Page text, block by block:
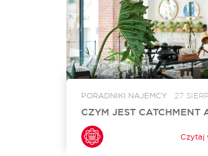
PORADNIKI NAJEMCY 27
CZYM JEST CATCHMENT
W branży handlu detalicznego
zrozumienie oraz umiejętne
obszarem oddziaływania to jedne z
Czytaj